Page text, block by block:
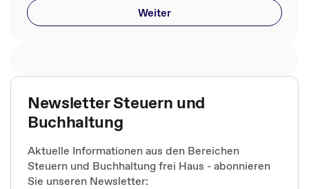
Weiter
Newsletter Steuern und
Buchhaltung
Aktuelle Informationen aus den Bereichen
Steuern und Buchhaltung frei Haus - abonnieren
Sie unseren Newsletter: